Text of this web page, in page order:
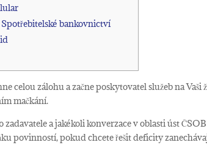
bankovnictví
celou zálohu a začne poskytovatel služeb na Vaši
mačkání.
zadavatele a jakékoli konverzace v oblasti úst
povinností, pokud chcete řešit deficity